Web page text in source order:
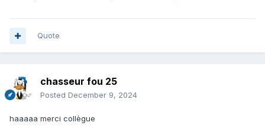
Quote
chasseur fou 25
Posted December 9, 2024
haaaaa merci collègue